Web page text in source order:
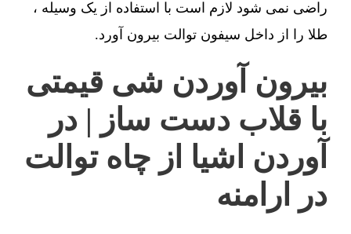
راضی نمی شود لازم است با استفاده از یک وسیله ،
طلا را از داخل سیفون توالت بیرون آورد.
بیرون آوردن شی قیمتی
با قلاب دست ساز | در
آوردن اشیا از چاه توالت
در ارامنه